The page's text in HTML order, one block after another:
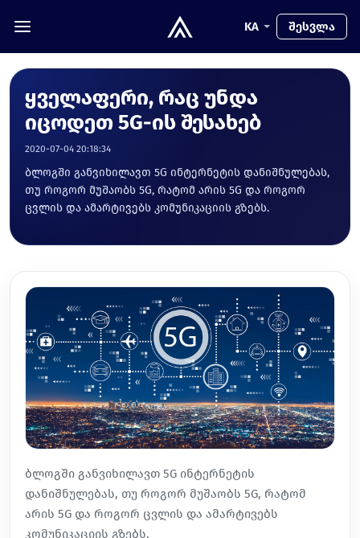
KA შესვლა
ყველაფერი, რაც უნდა
იცოდეთ 5G-ის შესახებ
2020-07-04 20:18:34
ბლოგში განვიხილავთ 5G ინტერნეტის დანიშნულებას,
თუ როგორ მუშაობს 5G, რატომ არის 5G და როგორ
ცვლის და ამარტივებს კომუნიკაციის გზებს.
ბლოგში განვიხილავთ 5G ინტერნეტის
დანიშნულებას, თუ როგორ მუშაობს 5G, რატომ
არის 5G და როგორ ცვლის და ამარტივებს
კომუნიკაციის გზებს.